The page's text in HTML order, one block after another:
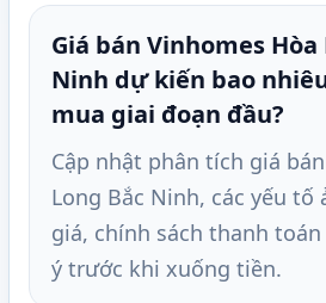
Giá bán Vinhomes Hòa
Ninh dự kiến bao
mua giai đoạn đầu?
Cập nhật phân tích giá
Long Bắc Ninh, các yếu tố
giá, chính sách thanh
ý trước khi xuống tiền.